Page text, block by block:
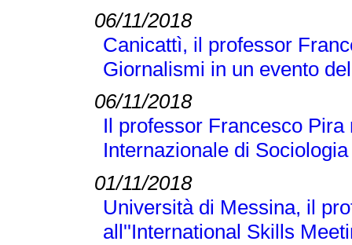
06/11/2018
Canicattì, il professor
Giornalismi in un evento
06/11/2018
Il professor Francesco
Internazionale di
01/11/2018
Università di Messina, il
all''International Skills